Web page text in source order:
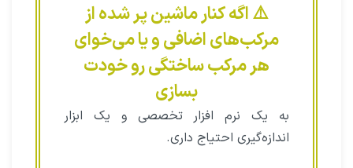
⚠️ اگه کنار ماشین پر شده از
مرکب‌های اضافی و یا می‌خوای
هر مرکب ساختگی رو خودت
بسازی
به یک نرم افزار تخصصی و یک ابزار
اندازه‌گیری احتیاج داری.